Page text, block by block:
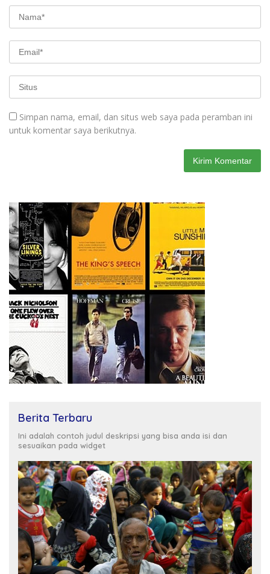
Simpan nama, email, dan situs web saya pada peramban ini
untuk komentar saya berikutnya.
Berita Terbaru
Ini adalah contoh judul deskripsi yang bisa anda isi dan
sesuaikan pada widget